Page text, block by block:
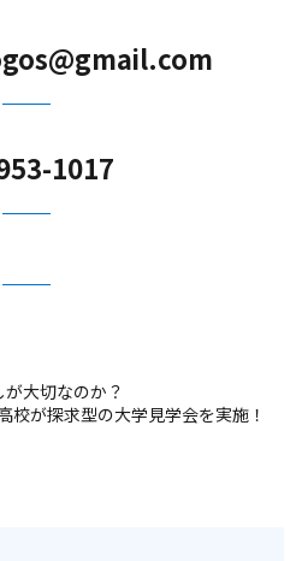
1017
大切なのか？
校が探求型の大学見学会を実施！